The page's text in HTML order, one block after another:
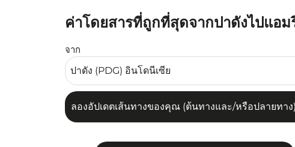
ค่าโดยสารที่ถูกที่สุดจากปาดังไปแอม
จาก
ลองอัปเดตเส้นทางของคุณ (ต้นทางและ/หรือปลายทา
ลองอัปเดตเส้นทางของคุณ (ต้นทางและ/หรือปลายทาง)